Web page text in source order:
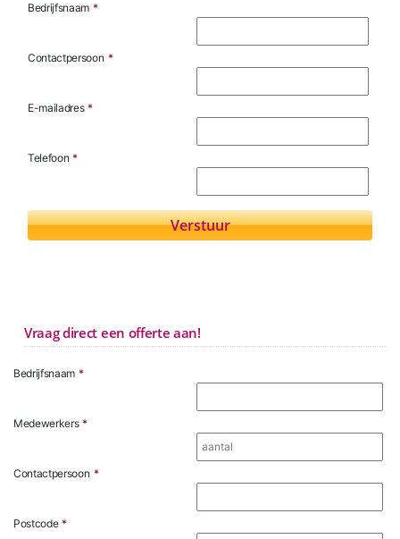
Bedrijfsnaam *
Contactpersoon *
E-mailadres *
Telefoon *
Vraag direct een offerte aan!
Bedrijfsnaam *
Medewerkers *
Contactpersoon *
Postcode *